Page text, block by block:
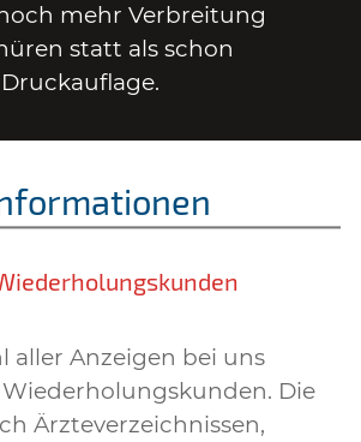
mehr Verbreitung
statt als schon
aller Anzeigen bei uns
Die
Ärzteverzeichnissen,